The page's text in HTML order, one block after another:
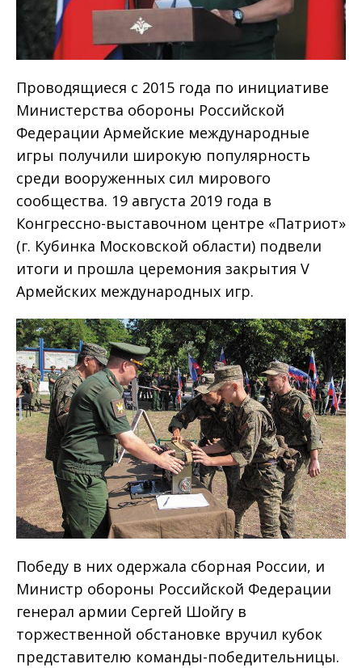
Проводящиеся с 2015 года по инициативе
Министерства обороны Российской
Федерации Армейские международные
игры получили широкую популярность
среди вооруженных сил мирового
сообщества. 19 августа 2019 года в
Конгрессно-выставочном центре «Патриот»
(г. Кубинка Московской области) подвели
итоги и прошла церемония закрытия V
Армейских международных игр.
Победу в них одержала сборная России, и
Министр обороны Российской Федерации
генерал армии Сергей Шойгу в
торжественной обстановке вручил кубок
представителю команды-победительницы.